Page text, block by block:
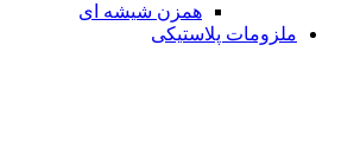
همزن شیشه ای
ملزومات پلاستیکی